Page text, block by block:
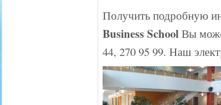
Получить подробную
Business School Вы
44, 270 95 99. Наш